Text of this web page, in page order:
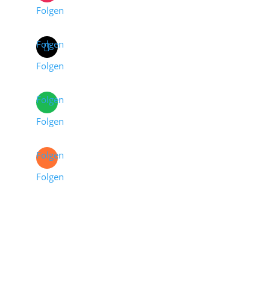
Folgen
Folgen
Folgen
Folgen
Folgen
Folgen
Folgen